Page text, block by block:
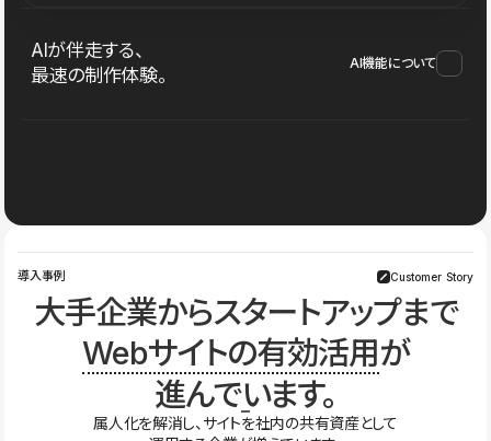
AIが伴走する、
最速の制作体験。
AI機能について
導入事例 Customer Story
大手企業からスタートアップまで
Webサイトの有効活用が
進んでいます。
属人化を解消し、サイトを社内の共有資産として